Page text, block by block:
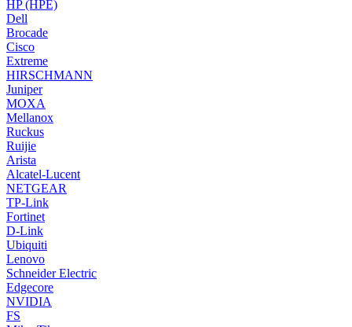
HP (HPE)
Dell
Brocade
Cisco
Extreme
HIRSCHMANN
Juniper
MOXA
Mellanox
Ruckus
Ruijie
Arista
Alcatel-Lucent
NETGEAR
TP-Link
Fortinet
D-Link
Ubiquiti
Lenovo
Schneider Electric
Edgecore
NVIDIA
FS